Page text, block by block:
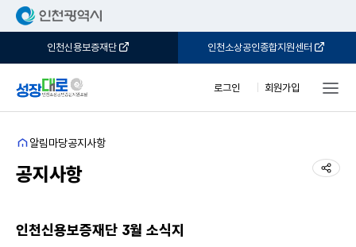
인천신용보증재단 인천소상공인종합지원센터
로그인 회원가입
홈
알림마당공지사항
공지사항 공
인천신용보증재단 3월 소식지